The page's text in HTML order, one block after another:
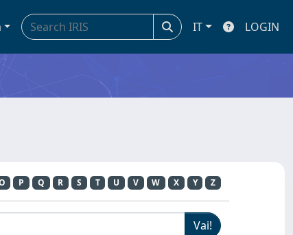
IT LOGIN
P Q R S T U V W X Y Z